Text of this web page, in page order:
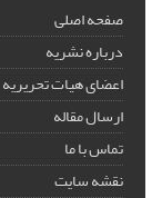
صفحه اصلی
درباره نشریه
اعضای هیات تحریریه
ارسال مقاله
تماس با ما
نقشه سایت